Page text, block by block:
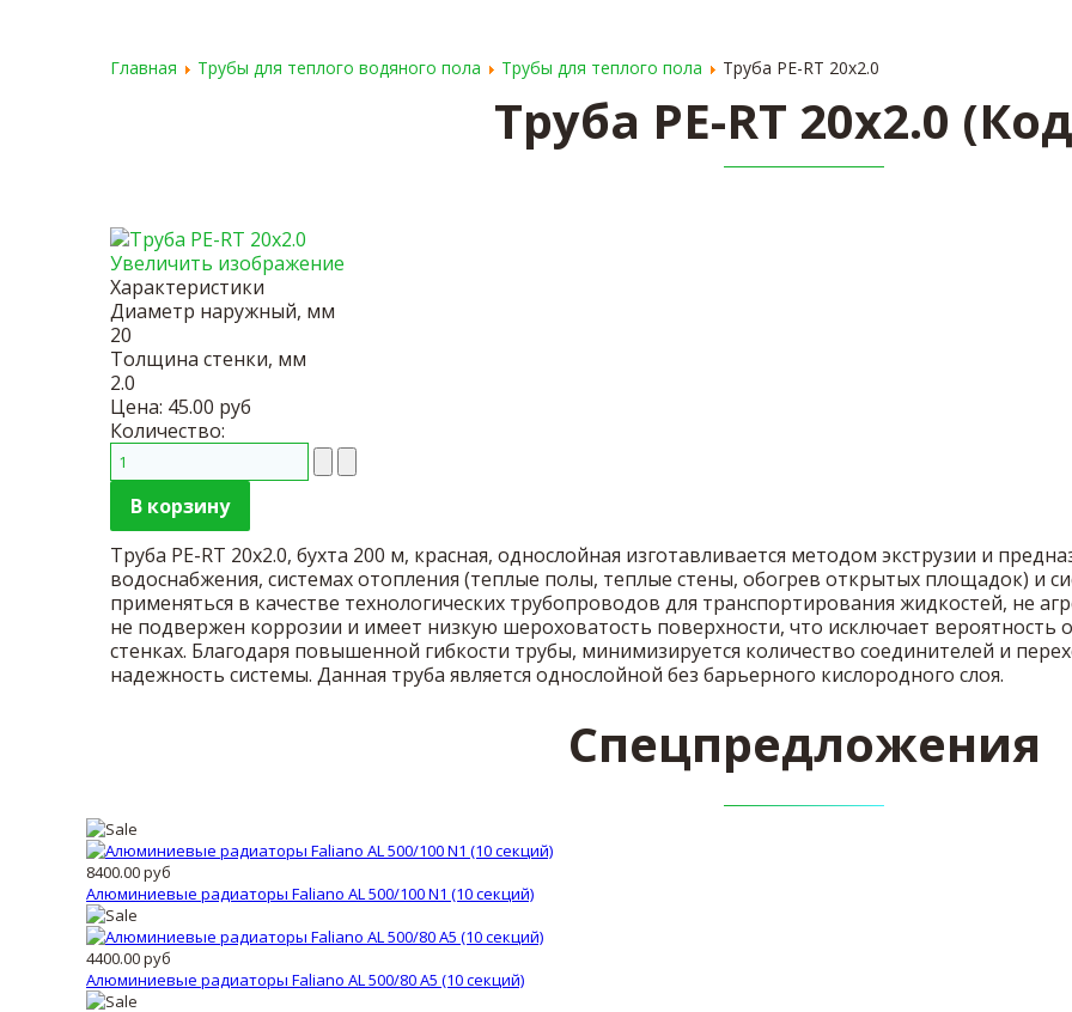
Главная
Трубы для теплого водяного пола Трубы для теплого пола Труба PE-RT 20x2.0
Труба PE-RT 20x2.0
Увеличить изображение
Характеристики
Диаметр наружный, мм
20
Толщина стенки, мм
2.0
Цена: 45.00 руб
Количество:
Труба PE-RT 20x2.0, бухта 200 м, красная, однослойная изготавливается методом экструзии и
водоснабжения, системах отопления (теплые полы, теплые стены, обогрев открытых площадок) и
применяться в качестве технологических трубопроводов для транспортирования жидкостей, не
не подвержен коррозии и имеет низкую шероховатость поверхности, что исключает вероятность
стенках. Благодаря повышенной гибкости трубы, минимизируется количество соединителей и
надежность системы. Данная труба является однослойной без барьерного кислородного слоя.
Спецпредложения
8400.00 руб
Алюминиевые радиаторы Faliano AL 500/100 N1 (10 секций)
4400.00 руб
Алюминиевые радиаторы Faliano AL 500/80 A5 (10 секций)